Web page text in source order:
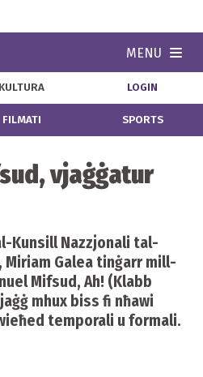
MENU
KULTURA LOGIN
FILMATI SPORTS
vjaġġatur
Kunsill Nazzjonali tal-
Galea tinġarr mill-
Mifsud, Ah! (Klabb
mhux biss fi nħawi
temporali u formali.